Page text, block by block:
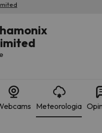
Meteorologia